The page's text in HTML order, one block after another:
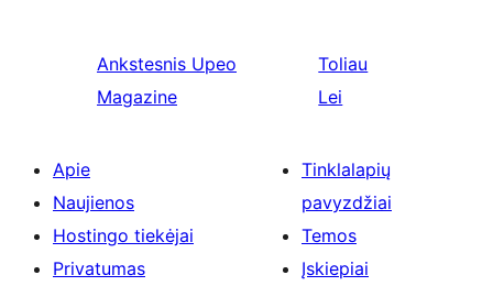
Ankstesnis Upeo
Magazine
Toliau
Lei
Apie
Naujienos
Hostingo tiekėjai
Privatumas
Tinklalapių
pavyzdžiai
Temos
Įskiepiai